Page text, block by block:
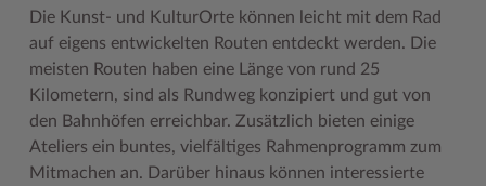
Die Kunst- und KulturOrte können leicht mit dem Rad
auf eigens entwickelten Routen entdeckt werden. Die
meisten Routen haben eine Länge von rund 25
Kilometern, sind als Rundweg konzipiert und gut von
den Bahnhöfen erreichbar. Zusätzlich bieten einige
Ateliers ein buntes, vielfältiges Rahmenprogramm zum
Mitmachen an. Darüber hinaus können interessierte